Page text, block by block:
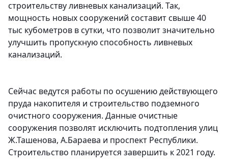
строительству ливневых канализаций. Так,
мощность новых сооружений составит свыше 40
тыс кубометров в сутки, что позволит значительно
улучшить пропускную способность ливневых
канализаций.
Сейчас ведутся работы по осушению действующего
пруда накопителя и строительство подземного
очистного сооружения. Данные очистные
сооружения позволят исключить подтопления улиц
Ж.Ташенова, А.Бараева и проспект Республики.
Строительство планируется завершить к 2021 году.